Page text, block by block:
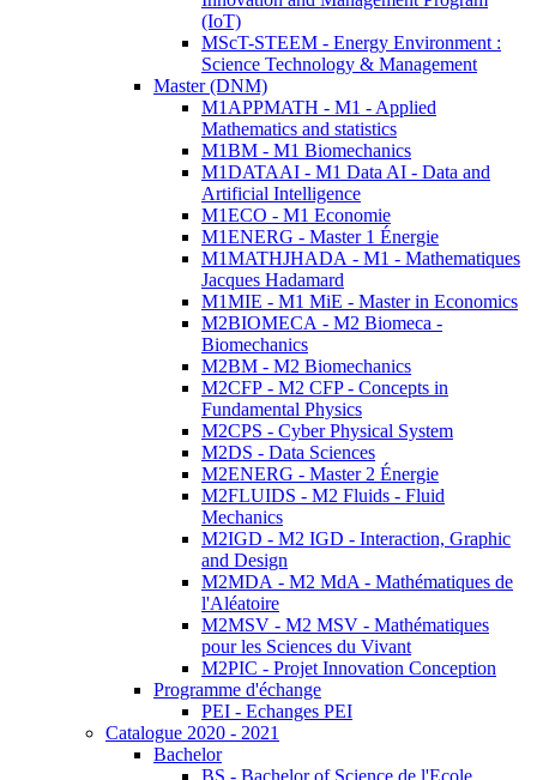
(IoT)
MScT-STEEM - Energy Environment :
Science Technology & Management
Master (DNM)
M1APPMATH - M1 - Applied
Mathematics and statistics
M1BM - M1 Biomechanics
M1DATAAI - M1 Data AI - Data and
Artificial Intelligence
M1ECO - M1 Economie
M1ENERG - Master 1 Énergie
M1MATHJHADA - M1 - Mathematiques
Jacques Hadamard
M1MIE - M1 MiE - Master in Economics
M2BIOMECA - M2 Biomeca -
Biomechanics
M2BM - M2 Biomechanics
M2CFP - M2 CFP - Concepts in
Fundamental Physics
M2CPS - Cyber Physical System
M2DS - Data Sciences
M2ENERG - Master 2 Énergie
M2FLUIDS - M2 Fluids - Fluid
Mechanics
M2IGD - M2 IGD - Interaction, Graphic
and Design
M2MDA - M2 MdA - Mathématiques de
l'Aléatoire
M2MSV - M2 MSV - Mathématiques
pour les Sciences du Vivant
M2PIC - Projet Innovation Conception
Programme d'échange
PEI - Echanges PEI
Catalogue 2020 - 2021
Bachelor
BS - Bachelor of Science de l'Ecole